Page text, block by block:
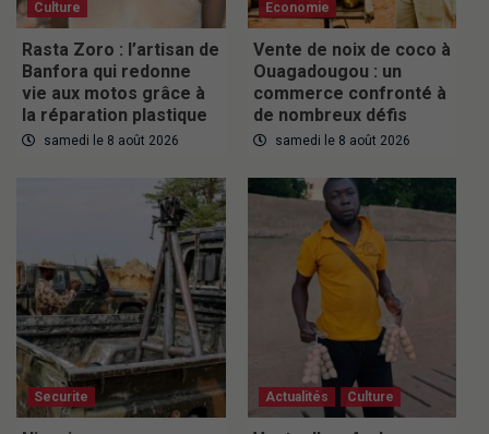
Culture
Rasta Zoro : l’artisan de
Banfora qui redonne
vie aux motos grâce à
la réparation plastique
samedi le 8 août 2026
Economie
Vente de noix de coco à
Ouagadougou : un
commerce confronté à
de nombreux défis
samedi le 8 août 2026
Securite Actualités Culture